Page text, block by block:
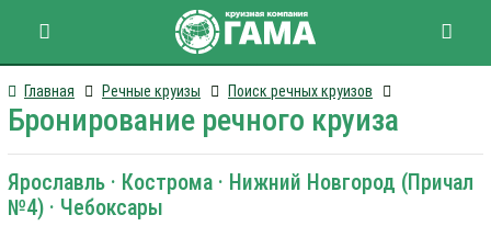
Главная Речные круизы Поиск речных круизов
Бронирование речного круиза
Ярославль · Кострома · Нижний Новгород (Причал
№4) · Чебоксары